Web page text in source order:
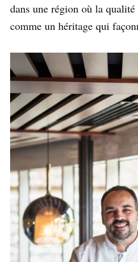
dans une région où la qualité
comme un héritage qui